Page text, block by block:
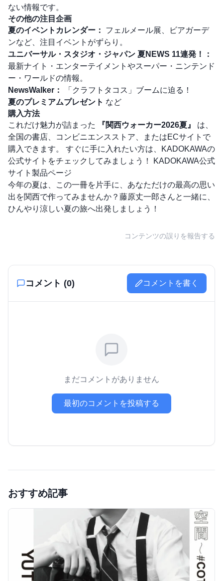
ない情報です。
その他の注目企画
夏のイベントカレンダー：
フェルメール展、ビアガーデ
ンなど、注目イベントがずらり。
ユニバーサル・スタジオ・ジャパン 夏NEWS 11連発！：
最新ナイト・エンターテイメントやスーパー・ニンテンド
ー・ワールドの情報。
NewsWalker：
「クラフトタコス」ブームに迫る！
夏のプレミアムプレゼント など
購入方法
これだけ魅力が詰まった
『関西ウォーカー2026夏』
は、
全国の書店、コンビニエンスストア、またはECサイトで
購入できます。 すぐに手に入れたい方は、KADOKAWAの
公式サイトをチェックしてみましょう！
KADOKAWA公式
サイト製品ページ
今年の夏は、この一冊を片手に、あなただけの最高の思い
出を関西で作ってみませんか？藤原丈一郎さんと一緒に、
ひんやり涼しい夏の旅へ出発しましょう！
コンテンツの誤りを報告する
コメント (0) コメントを書く
まだコメントがありません
最初のコメントを投稿する
おすすめ記事